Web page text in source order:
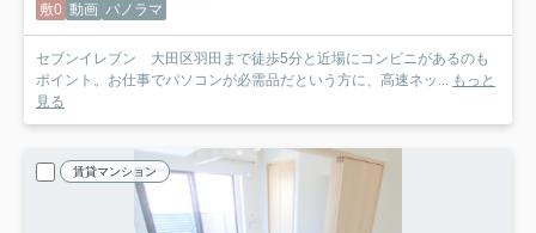
敷0 動画 パノラマ
セブンイレブン 大田区羽田まで徒歩5分と近場にコンビニがあるのも
ポイント。お仕事でパソコンが必需品だという方に、高速ネッ... もっと
見る
賃貸マンション